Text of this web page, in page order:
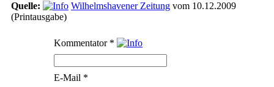
Quelle: Wilhelmshavener Zeitung vom 10.12.2009
(Printausgabe)
Kommentator *
E-Mail *